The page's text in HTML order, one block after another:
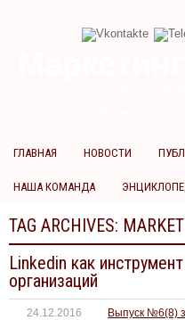
ГЛАВНАЯ НОВОСТИ
НАША КОМАНДА
TAG ARCHIVES:
Linkedin как
организаций
24.12.2016 Выпуск №6(8)